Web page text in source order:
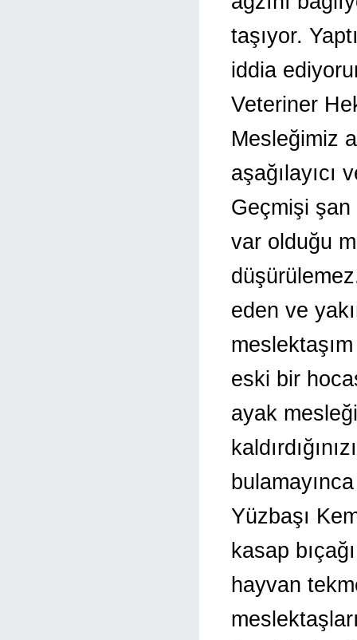
taşıyor.
iddia
Veteriner
Mesleğimiz
aşağılayıcı
Geçmişi
var olduğu
eden ve
eski bir
ayak
Yüzbaşı
kasap
hayvan